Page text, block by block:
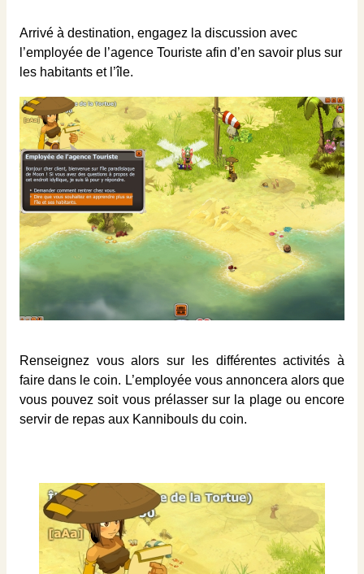
Arrivé à destination, engagez la discussion avec
l’employée de l’agence Touriste afin d’en savoir plus sur
les habitants et l’île.
Renseignez vous alors sur les différentes activités à
faire dans le coin. L’employée vous annoncera alors que
vous pouvez soit vous prélasser sur la plage ou encore
servir de repas aux Kannibouls du coin.